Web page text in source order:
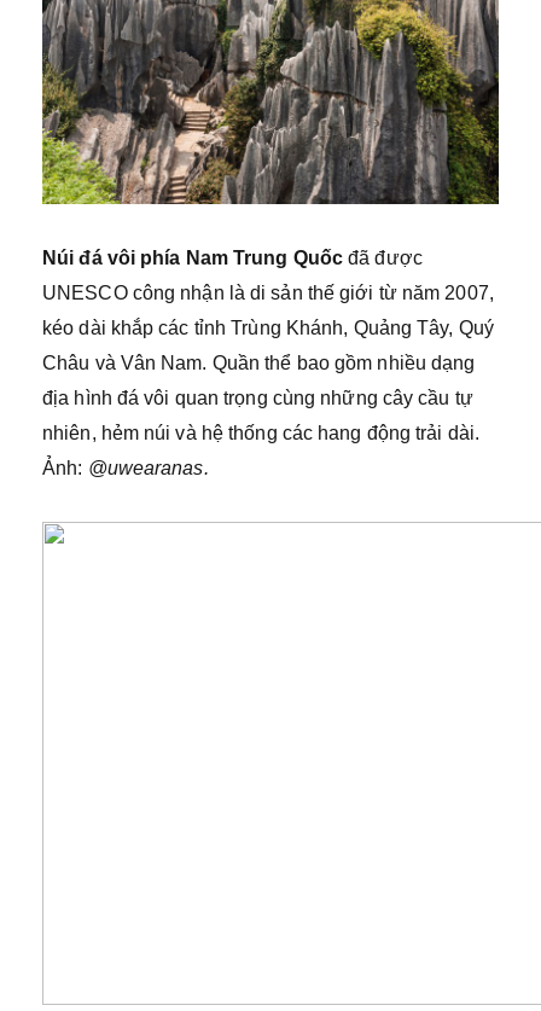
Núi đá vôi phía Nam Trung Quốc đã được
UNESCO công nhận là di sản thế giới từ năm 2007,
kéo dài khắp các tỉnh Trùng Khánh, Quảng Tây, Quý
Châu và Vân Nam. Quần thể bao gồm nhiều dạng
địa hình đá vôi quan trọng cùng những cây cầu tự
nhiên, hẻm núi và hệ thống các hang động trải dài.
Ảnh: @uwearanas.